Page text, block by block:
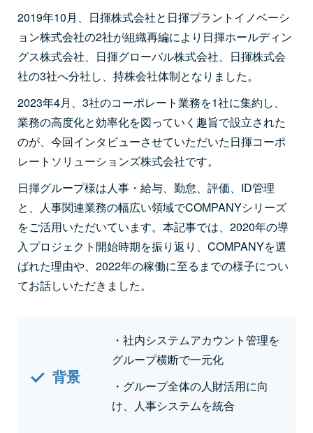
2019年10月、日揮株式会社と日揮プラントイノベーシ
ョン株式会社の2社が組織再編により日揮ホールディン
グス株式会社、日揮グローバル株式会社、日揮株式会
社の3社へ分社し、持株会社体制となりました。
2023年4月、3社のコーポレート業務を1社に集約し、
業務の高度化と効率化を図っていく趣旨で設立された
のが、今回インタビューさせていただいた日揮コーポ
レートソリューションズ株式会社です。
日揮グループ様は人事・給与、勤怠、評価、ID管理
と、人事関連業務の幅広い領域でCOMPANYシリーズ
をご活用いただいています。本記事では、2020年の導
入プロジェクト開始時期を振り返り、COMPANYを選
ばれた理由や、2022年の稼働に至るまでの様子につい
てお話しいただきました。
背景
・社内システムアカウント管理を
グループ横断で一元化
・グループ全体の人財活用に向
け、人事システムを統合